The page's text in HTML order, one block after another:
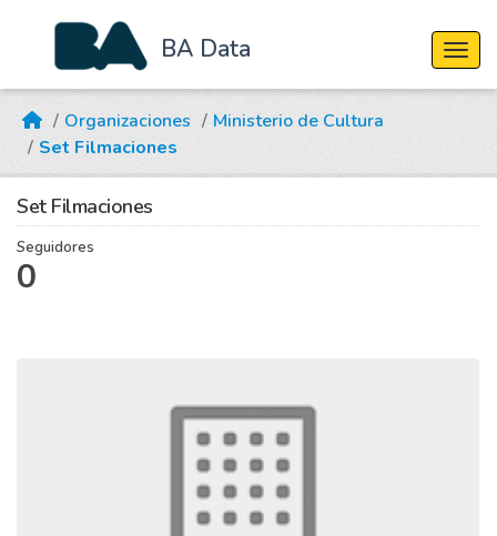
Skip to main content
BA Data
Organizaciones
Ministerio de Cultura
Set Filmaciones
Set Filmaciones
Seguidores
0